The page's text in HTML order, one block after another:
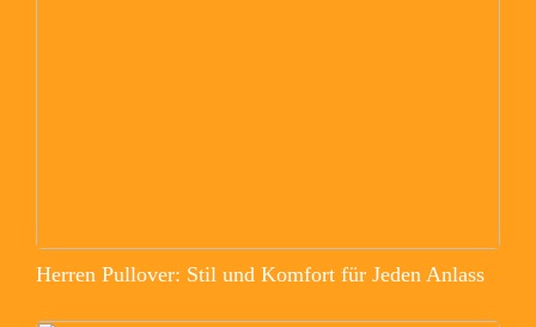
Herren Pullover: Stil und Komfort für Jeden Anlass